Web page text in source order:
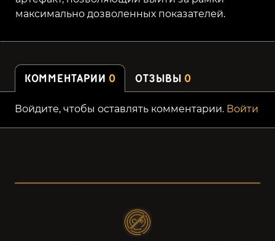
максимально дозволенных показателей.
КОММЕНТАРИИ 0 ОТЗЫВЫ 0
Войдите, чтобы оставлять комментарии. Войти